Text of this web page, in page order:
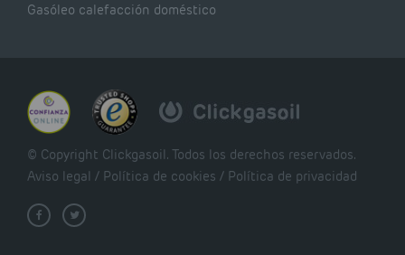
Gasóleo calefacción doméstico
© Copyright Clickgasoil. Todos los derechos reservados.
Aviso legal / Política de cookies / Política de privacidad